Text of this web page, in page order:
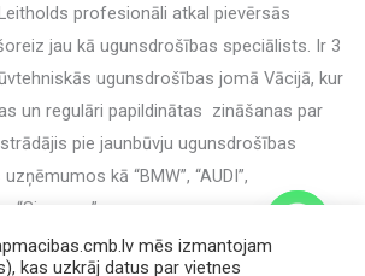
profesionāli atkal pievērsās
jau kā ugunsdrošības speciālists. Ir 3
ugunsdrošības jomā Vācijā, kur
un regulāri papildinātas zināšanas par
pie jaunbūvju ugunsdrošības
kā “BMW”, “AUDI”,
“Siemens”.
mēs izmantojam
kas uzkrāj datus par vietnes